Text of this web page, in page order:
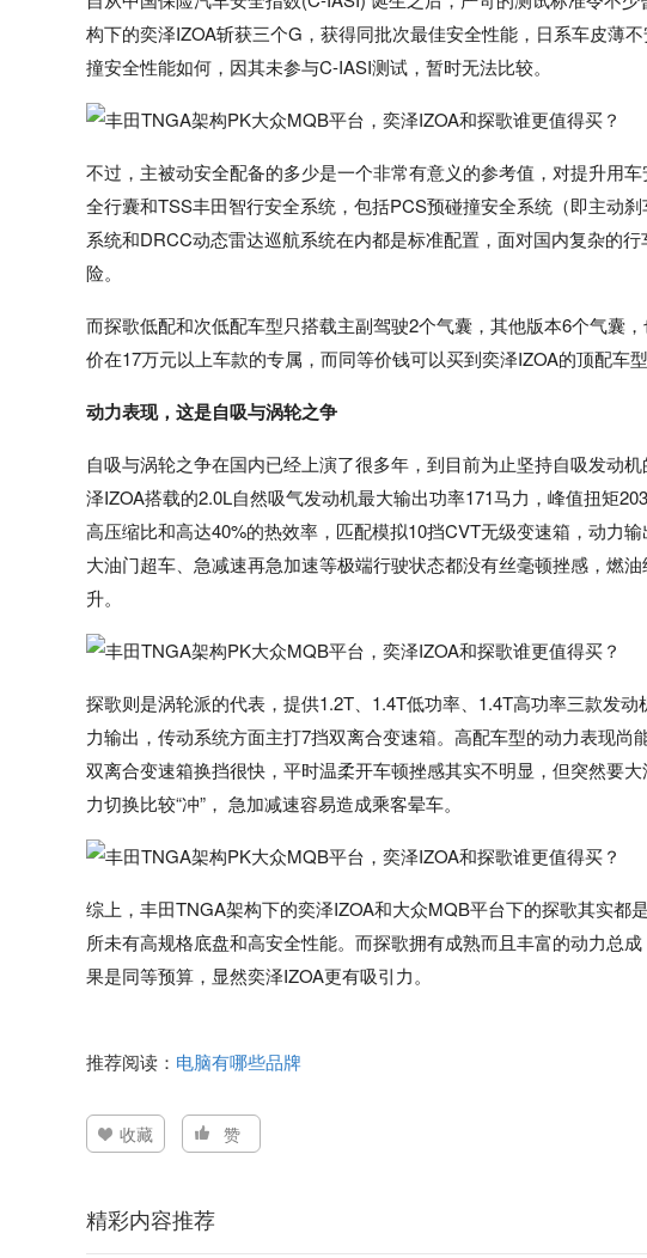
构下的奕泽IZOA斩获三个G，获得同批次最佳安全性能，日系车皮薄
撞安全性能如何，因其未参与C-IASI测试，暂时无法比较。
不过，主被动安全配备的多少是一个非常有意义的参考值，对提升用
全行囊和TSS丰田智行安全系统，包括PCS预碰撞安全系统（即主动
系统和DRCC动态雷达巡航系统在内都是标准配置，面对国内复杂的
险。
而探歌低配和次低配车型只搭载主副驾驶2个气囊，其他版本6个气囊
价在17万元以上车款的专属，而同等价钱可以买到奕泽IZOA的顶配车
动力表现，这是自吸与涡轮之争
自吸与涡轮之争在国内已经上演了很多年，到目前为止坚持自吸发动
泽IZOA搭载的2.0L自然吸气发动机最大输出功率171马力，峰值扭矩
高压缩比和高达40%的热效率，匹配模拟10挡CVT无级变速箱，动力
大油门超车、急减速再急加速等极端行驶状态都没有丝毫顿挫感，燃
升。
探歌则是涡轮派的代表，提供1.2T、1.4T低功率、1.4T高功率三款发
力输出，传动系统方面主打7挡双离合变速箱。高配车型的动力表现尚
双离合变速箱换挡很快，平时温柔开车顿挫感其实不明显，但突然要
力切换比较“冲”， 急加减速容易造成乘客晕车。
综上，丰田TNGA架构下的奕泽IZOA和大众MQB平台下的探歌其实都
所未有高规格底盘和高安全性能。而探歌拥有成熟而且丰富的动力总
果是同等预算，显然奕泽IZOA更有吸引力。
推荐阅读： 电脑有哪些品牌
收藏 赞
精彩内容推荐